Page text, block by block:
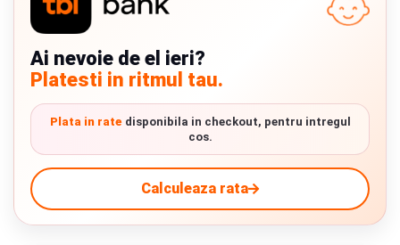
Despre noi
Regulament giveaway
Showroom
Depozit
Ai nevoie de el ieri?
Platesti in ritmul tau.
Plata in ratedisponibila in checkout, pentru intregul
cos.
Calculeaza rata
Chrome cu detalii negre